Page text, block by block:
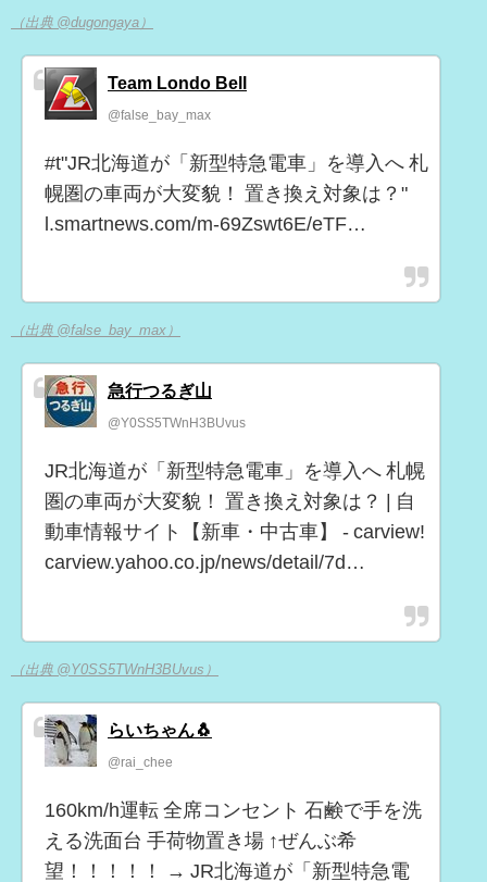
（出典 @dugongaya）
Team Londo Bell
@false_bay_max
#t"JR北海道が「新型特急電車」を導入へ 札
幌圏の車両が大変貌！ 置き換え対象は？"
l.smartnews.com/m-69Zswt6E/eTF…
（出典 @false_bay_max）
急行つるぎ山
@Y0SS5TWnH3BUvus
JR北海道が「新型特急電車」を導入へ 札幌
圏の車両が大変貌！ 置き換え対象は？ | 自
動車情報サイト【新車・中古車】 - carview!
carview.yahoo.co.jp/news/detail/7d…
（出典 @Y0SS5TWnH3BUvus）
らいちゃん🐧
@rai_chee
160km/h運転 全席コンセント 石鹸で手を洗
える洗面台 手荷物置き場 ↑ぜんぶ希
望！！！！！ → JR北海道が「新型特急電